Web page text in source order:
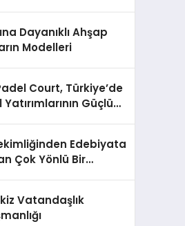
Dayanıklı Ahşap
Modelleri
Court, Türkiye’de
Güçlü
Edebiyata
Çok Yönlü Bir
Vatandaşlık